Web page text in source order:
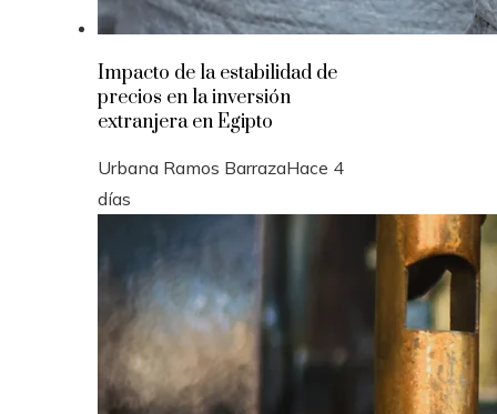
Impacto de la estabilidad de
precios en la inversión
extranjera en Egipto
Urbana Ramos BarrazaHace 4
días